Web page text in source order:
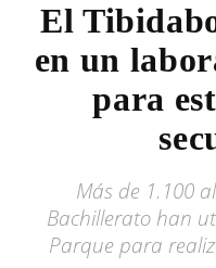
El
en un
para
Más de 1.100
Bachillerato han
Parque para